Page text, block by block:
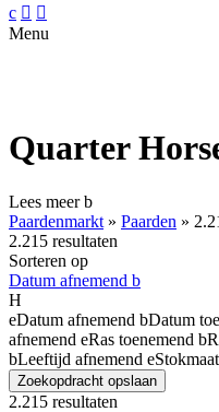
c  
Menu
Quarter
Lees meerb
Paardenmarkt » Paarden »
2.215 resultaten
Sorteren op
Datum afnemend b
H
eDatum afnemend bDatum
afnemend eRas toenemend b
bLeeftijd afnemend e
Zoekopdracht opslaan
2.215 resultaten